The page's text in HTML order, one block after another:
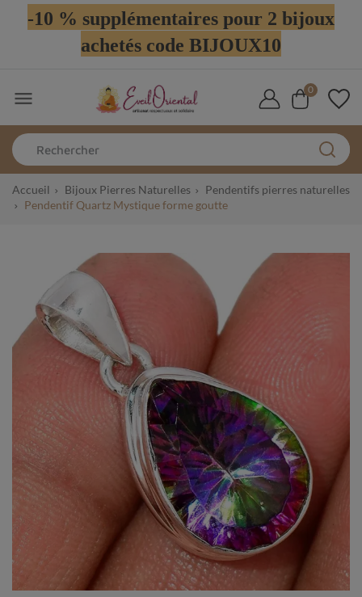
-10 % supplémentaires pour 2 bijoux
achetés code BIJOUX10
 0
Accueil Bijoux Pierres Naturelles
Pendentifs pierres naturelles
Pendentif Quartz Mystique forme goutte